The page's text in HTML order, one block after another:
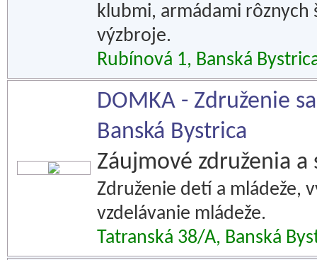
klubmi, armádami
výzbroje.
Rubínová 1, Banská
DOMKA - Združenie
Banská Bystrica
Záujmové združenia a
Združenie detí a mládeže,
vzdelávanie mládeže.
Tatranská 38/A, Banská